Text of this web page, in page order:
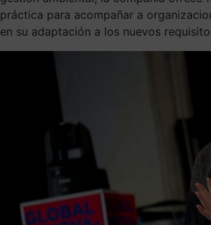
práctica para acompañar a
en su adaptación a los nuevos